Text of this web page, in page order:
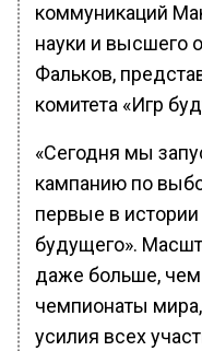
коммуникаций
науки и высшего
Фальков,
комитета «Игр
«Сегодня мы
кампанию по
первые в
будущего».
даже больше,
чемпионаты
усилия всех